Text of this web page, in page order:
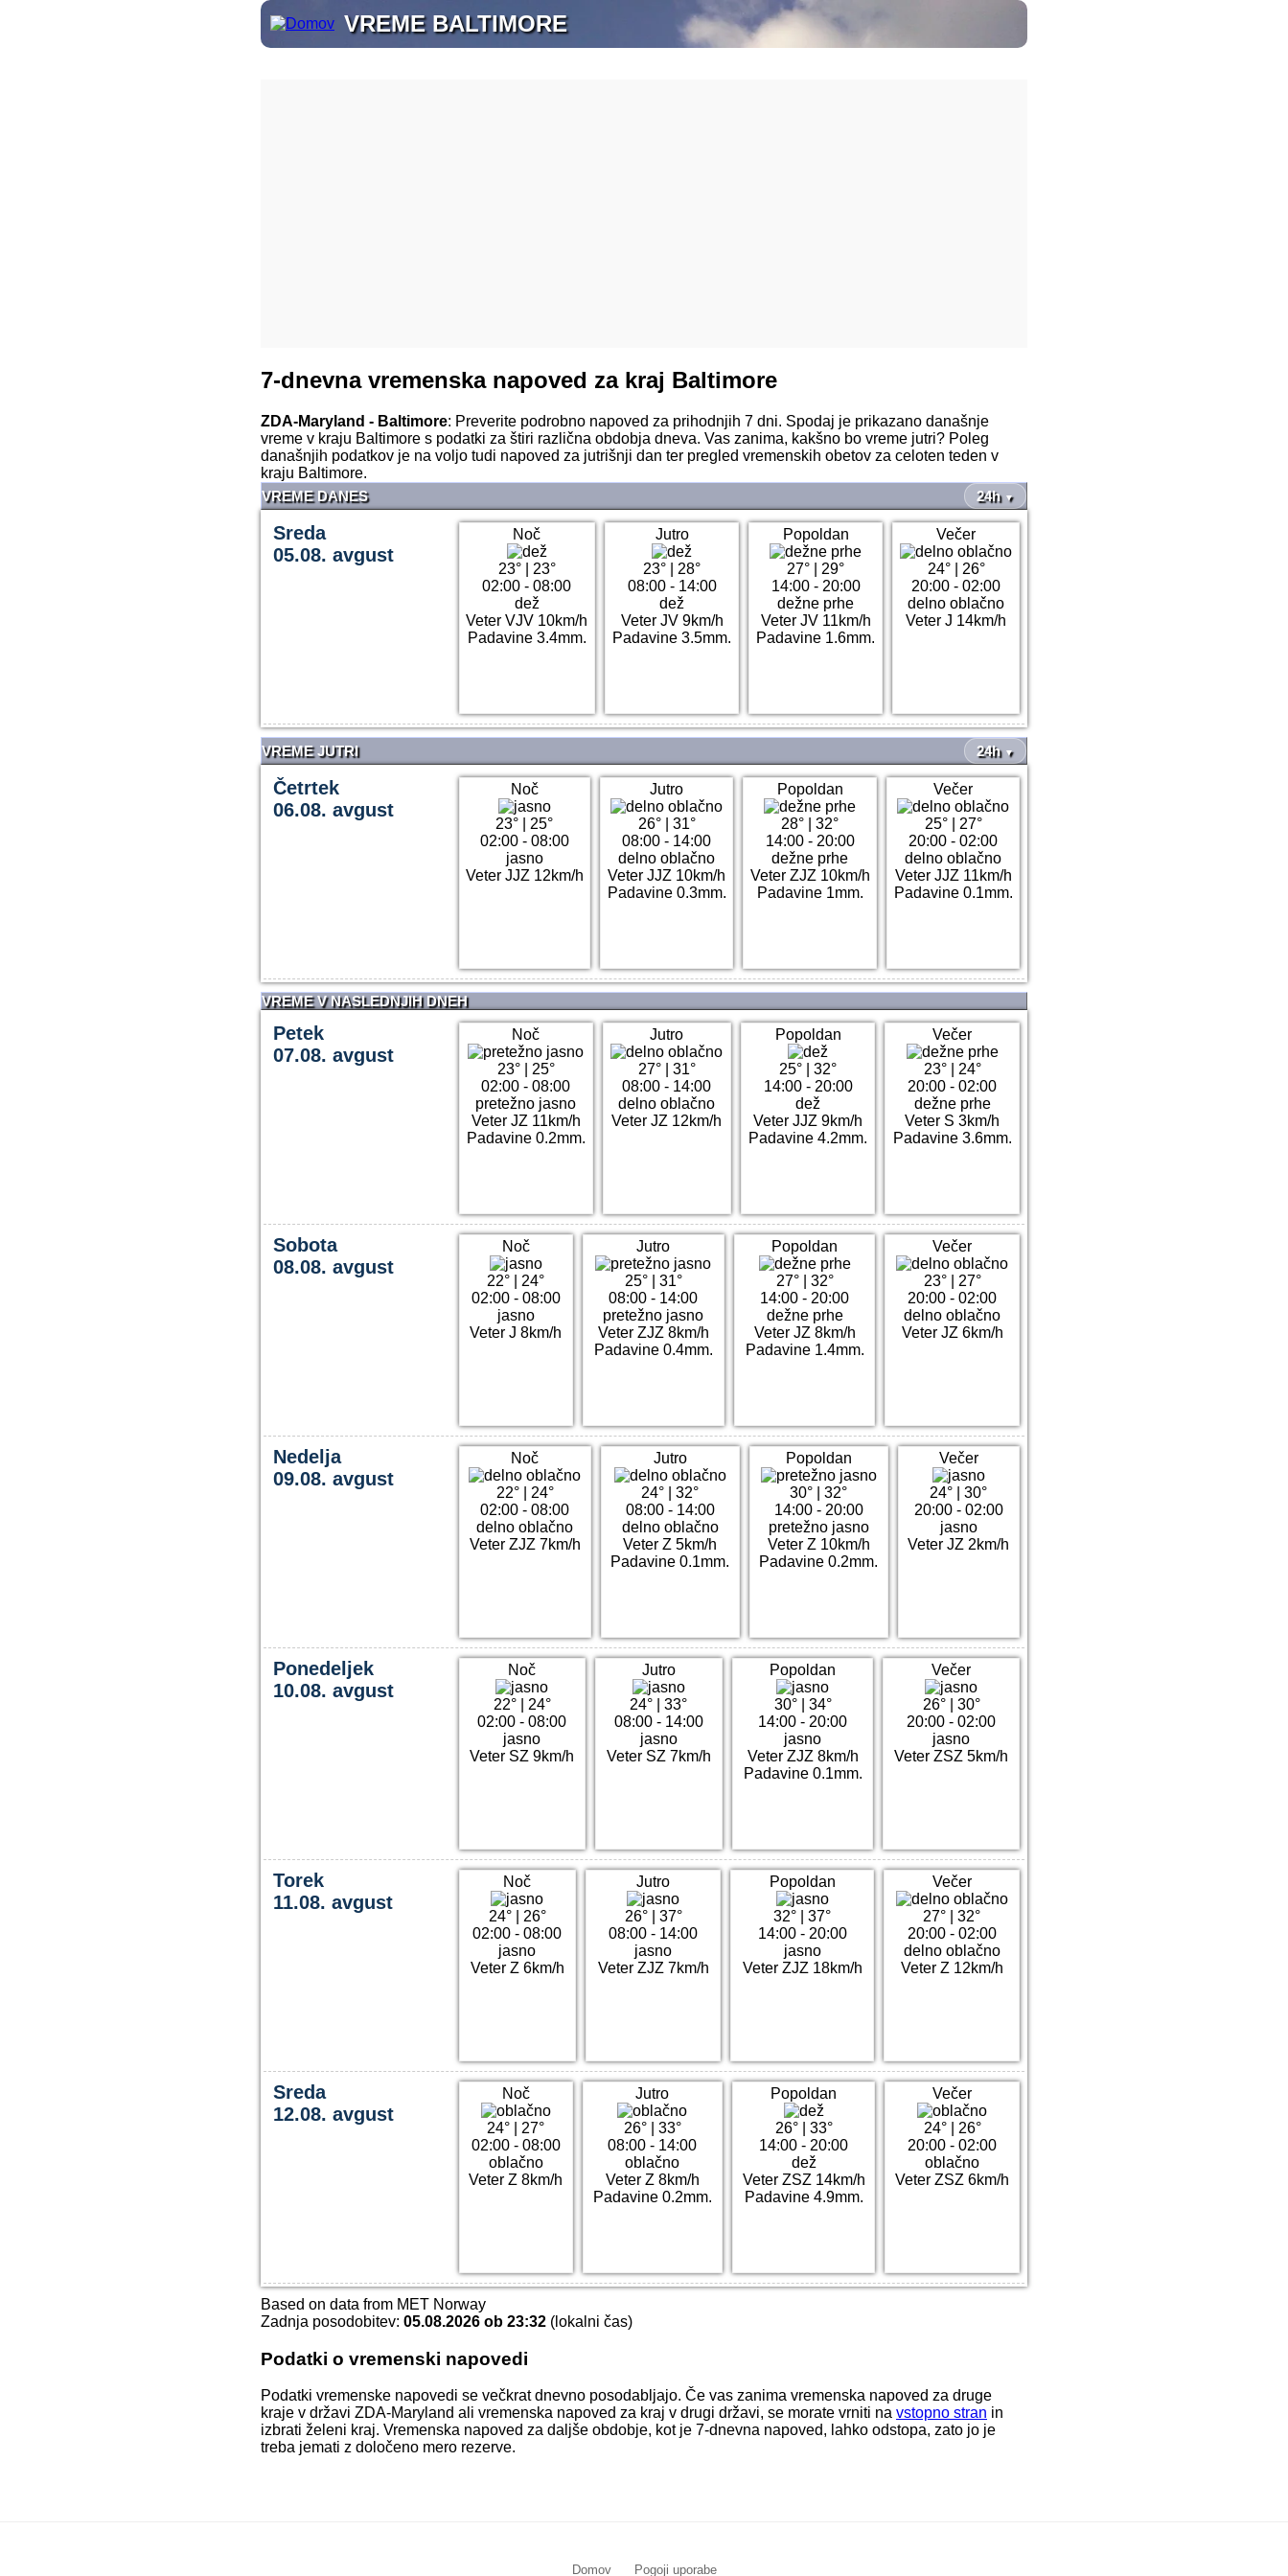
VREME BALTIMORE
7-dnevna vremenska napoved za kraj Baltimore
ZDA-Maryland - Baltimore: Preverite podrobno napoved za prihodnjih 7 dni. Spodaj je prikazano današnje
vreme v kraju Baltimore s podatki za štiri različna obdobja dneva. Vas zanima, kakšno bo vreme jutri? Poleg
današnjih podatkov je na voljo tudi napoved za jutrišnji dan ter pregled vremenskih obetov za celoten teden v
kraju Baltimore.
VREME DANES
24h ▼
Sreda
05.08. avgust
Noč
23°| 23°
02:00 - 08:00
dež
Veter VJV 10km/h
Padavine 3.4mm.
Jutro
23°
28°
08:00 - 14:00
dež
Veter JV 9km/h
Padavine 3.5mm.
Popoldan
27°
29°
14:00 - 20:00
dežne prhe
Veter JV 11km/h
Padavine 1.6mm.
Večer
24°| 26°
20:00 - 02:00
delno oblačno
Veter J 14km/h
VREME JUTRI 24h ▼
Četrtek
06.08. avgust
Noč
23°
25°
02:00 - 08:00
jasno
Veter JJZ 12km/h
Jutro
26°| 31°
08:00 - 14:00
delno oblačno
Veter JJZ 10km/h
Padavine 0.3mm.
Popoldan
28° |32°
14:00 - 20:00
dežne prhe
Veter ZJZ 10km/h
Padavine 1mm.
Večer
25°| 27°
20:00 - 02:00
delno oblačno
Veter JJZ 11km/h
Padavine 0.1mm.
VREME V NASLEDNJIH DNEH
Petek
07.08. avgust
Noč
23°| 25°
02:00 - 08:00
pretežno jasno
Veter JZ 11km/h
Padavine 0.2mm.
Jutro
27°| 31°
08:00 - 14:00
delno oblačno
Veter JZ 12km/h
Popoldan
25° |32°
14:00 - 20:00
dež
Veter JJZ 9km/h
Padavine 4.2mm.
Večer
23°| 24°
20:00 - 02:00
dežne prhe
Veter S 3km/h
Padavine 3.6mm.
Sobota
08.08. avgust
Noč
22°
24°
02:00 - 08:00
jasno
Veter J 8km/h
Jutro
25°| 31°
08:00 - 14:00
pretežno jasno
Veter ZJZ 8km/h
Padavine 0.4mm.
Popoldan
27°| 32°
14:00 - 20:00
dežne prhe
Veter JZ 8km/h
Padavine 1.4mm.
Večer
23°| 27°
20:00 - 02:00
delno oblačno
Veter JZ 6km/h
Nedelja
09.08. avgust
Noč
22°| 24°
02:00 - 08:00
delno oblačno
Veter ZJZ 7km/h
Jutro
24° |32°
08:00 - 14:00
delno oblačno
Veter Z 5km/h
Padavine 0.1mm.
Popoldan
30° |32°
14:00 - 20:00
pretežno jasno
Veter Z 10km/h
Padavine 0.2mm.
Večer
24° |30°
20:00 - 02:00
jasno
Veter JZ 2km/h
Ponedeljek
10.08. avgust
Noč
22°| 24°
02:00 - 08:00
jasno
Veter SZ 9km/h
Jutro
24° |33°
08:00 - 14:00
jasno
Veter SZ 7km/h
Popoldan
30°| 34°
14:00 - 20:00
jasno
Veter ZJZ 8km/h
Padavine 0.1mm.
Večer
26°| 30°
20:00 - 02:00
jasno
Veter ZSZ 5km/h
Torek
11.08. avgust
Noč
24°| 26°
02:00 - 08:00
jasno
Veter Z 6km/h
Jutro
26°| 37°
08:00 - 14:00
jasno
Veter ZJZ 7km/h
Popoldan
32° |37°
14:00 - 20:00
jasno
Veter ZJZ 18km/h
Večer
27° |32°
20:00 - 02:00
delno oblačno
Veter Z 12km/h
Sreda
12.08. avgust
Noč
24°
27°
02:00 - 08:00
oblačno
Veter Z 8km/h
Jutro
26°| 33°
08:00 - 14:00
oblačno
Veter Z 8km/h
Padavine 0.2mm.
Popoldan
26°| 33°
14:00 - 20:00
dež
Veter ZSZ 14km/h
Padavine 4.9mm.
Večer
24°| 26°
20:00 - 02:00
oblačno
Veter ZSZ 6km/h
Based on data from MET Norway
Zadnja posodobitev: 05.08.2026 ob 23:32 (lokalni čas)
Podatki o vremenski napovedi
Podatki vremenske napovedi se večkrat dnevno posodabljajo. Če vas zanima vremenska napoved za druge
kraje v državi ZDA-Maryland ali vremenska napoved za kraj v drugi državi, se morate vrniti na vstopno stran in
izbrati želeni kraj. Vremenska napoved za daljše obdobje, kot je 7-dnevna napoved, lahko odstopa, zato jo je
treba jemati z določeno mero rezerve.
Domov Pogoji uporabe